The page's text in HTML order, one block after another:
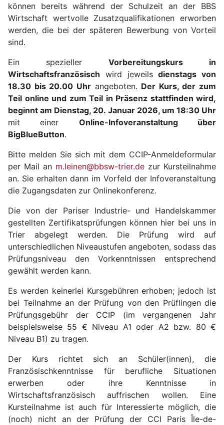
können bereits während der Schulzeit an der BBS
Wirtschaft wertvolle Zusatzqualifikationen erworben
werden, die bei der späteren Bewerbung von Vorteil
sind.
Ein spezieller Vorbereitungskurs in
Wirtschaftsfranzösisch wird jeweilsdienstags von
18.30 bis 20.00 Uhrangeboten. Der Kurs, der zum
Teil online und zum Teil in Präsenz stattfinden wird,
beginnt am Dienstag, 20. Januar 2026, um 18:30 Uhr
mit einer Online-Infoveranstaltung über
BigBlueButton.
Bitte melden Sie sich mit dem CCIP-Anmeldeformular
per Mail an m.leinen@bbsw-trier.de zur Kursteilnahme
an. Sie erhalten dann im Vorfeld der Infoveranstaltung
die Zugangsdaten zur Onlinekonferenz.
Die von der Pariser Industrie- und Handelskammer
gestellten Zertifikatsprüfungen können hier bei uns in
Trier abgelegt werden. Die Prüfung wird auf
unterschiedlichen Niveaustufen angeboten, sodass das
Prüfungsniveau den Vorkenntnissen entsprechend
gewählt werden kann.
Es werden keinerlei Kursgebühren erhoben; jedoch ist
bei Teilnahme an der Prüfung von den Prüflingen die
Prüfungsgebühr der CCIP (im vergangenen Jahr
beispielsweise 55 € Niveau A1 oder A2 bzw. 80 €
Niveau B1) zu tragen.
Der Kurs richtet sich an Schüler(innen), die
Französischkenntnisse für berufliche Situationen
erwerben oder ihre Kenntnisse in
Wirtschaftsfranzösisch auffrischen wollen. Eine
Kursteilnahme ist auch für Interessierte möglich, die
(noch) nicht an der Prüfung der CCI Paris Île-de-